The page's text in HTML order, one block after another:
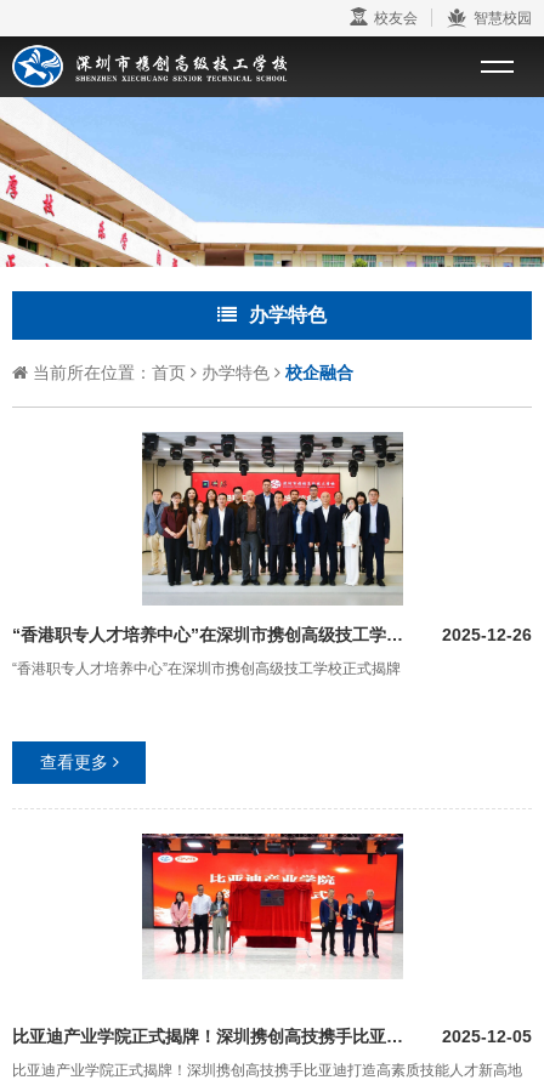
校友会 智慧校园
办学特色
当前所在位置： 首页 办学特色 校企融合
“香港职专人才培养中心”在深圳市携创高级技工学校正式揭牌 2025-12-26
“香港职专人才培养中心”在深圳市携创高级技工学校正式揭牌
查看更多
比亚迪产业学院正式揭牌！深圳携创高技携手比亚迪打造高素质技能人才新高地 2025-12-05
比亚迪产业学院正式揭牌！深圳携创高技携手比亚迪打造高素质技能人才新高地